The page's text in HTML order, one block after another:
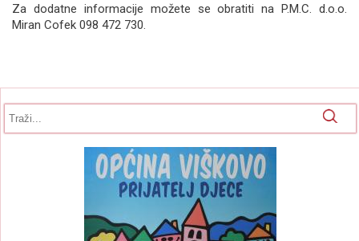
Za dodatne informacije možete se obratiti na P.M.C. d.o.o.
Miran Cofek 098 472 730.